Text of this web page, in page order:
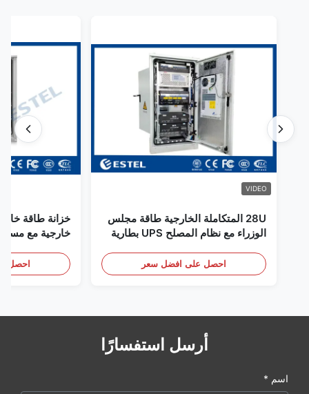
VIDEO
28U المتكاملة الخارجية طاقة مجلس
الوزراء مع نظام المصلح UPS بطارية
احصل على افضل سعر
خزانة طاقة
خارجية مع
احصل
أرسل استفسارًا
اسم *